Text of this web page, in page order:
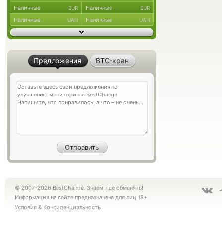
Наличные EUR Наличные EUR
Наличные UAH Наличные UAH
Предложения BTC-кран
© 2007-2026 BestChange. Знаем, где обменять!
Информация на сайте предназначена для лиц 18+
Условия & Конфиденциальность